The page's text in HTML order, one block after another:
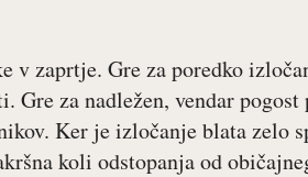
v zaprtje. Gre za poredko
Gre za nadležen, vendar
Ker je izločanje blata zelo
koli odstopanja od